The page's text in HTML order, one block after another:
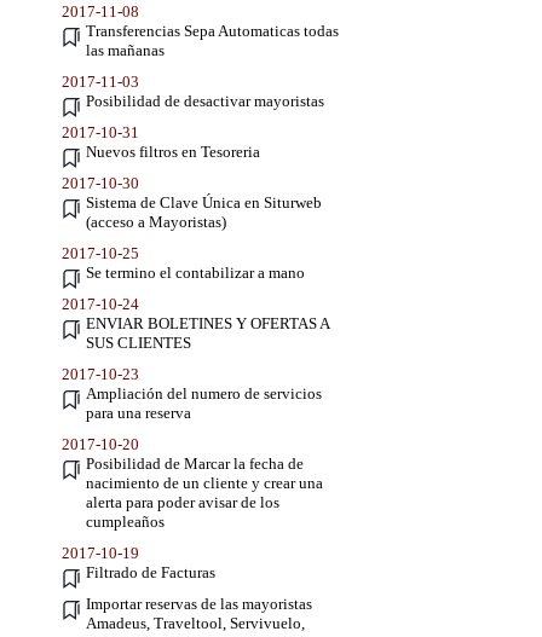
2017-11-08
Transferencias Sepa Automaticas todas
las mañanas
2017-11-03
Posibilidad de desactivar mayoristas
2017-10-31
Nuevos filtros en Tesoreria
2017-10-30
Sistema de Clave Única en Siturweb
(acceso a Mayoristas)
2017-10-25
Se termino el contabilizar a mano
2017-10-24
ENVIAR BOLETINES Y OFERTAS A
SUS CLIENTES
2017-10-23
Ampliación del numero de servicios
para una reserva
2017-10-20
Posibilidad de Marcar la fecha de
nacimiento de un cliente y crear una
alerta para poder avisar de los
cumpleaños
2017-10-19
Filtrado de Facturas
Importar reservas de las mayoristas
Amadeus, Traveltool, Servivuelo,